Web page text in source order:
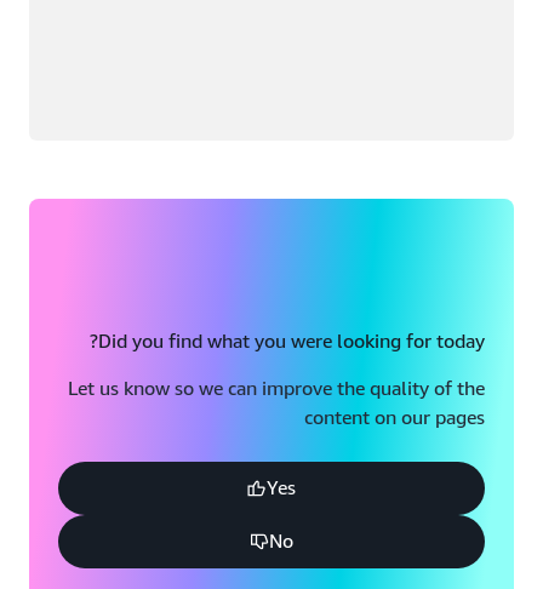
Did you find what you were looking for today?
Let us know so we can improve the quality of the
content on our pages
Yes
No